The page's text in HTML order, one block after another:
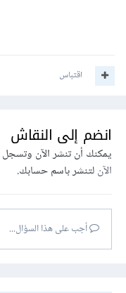
اقتباس
انضم إلى النقاش
يمكنك أن تنشر الآن
الآنلتنشر باسم حسابك.
أجب على هذا السؤال...